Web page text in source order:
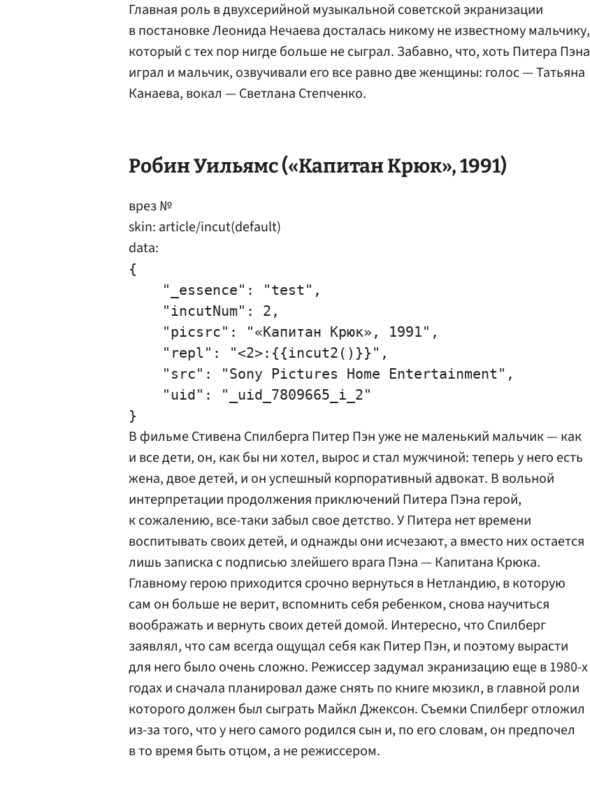
Главная роль в двухсерийной музыкальной советской экранизации
в постановкеЛеонида Нечаевадосталась никому не известному мальчику,
который с тех пор нигде больше не сыграл. Забавно, что, хоть Питера Пэна
играл и мальчик, озвучивали его все равно две женщины: голос —Татьяна
Канаева, вокал — Светлана Степченко.
Робин Уильямс(«Капитан Крюк», 1991)
врез №
skin: article/incut(default)
data:
{
    "_essence": "test",
    "incutNum": 2,
    "picsrc": "«Капитан Крюк», 1991",
    "repl": "<2>:{{incut2()}}",
    "src": "Sony Pictures Home Entertainment",
    "uid": "_uid_7809665_i_2"
В фильме Стивена Спилберга Питер Пэн уже не маленький мальчик — как
и все дети, он, как бы ни хотел, вырос и стал мужчиной: теперь у него есть
жена, двое детей, и он успешный корпоративный адвокат. В вольной
интерпретации продолжения приключений Питера Пэна герой,
к сожалению, все-таки забыл свое детство. У Питера нет времени
воспитывать своих детей, и однажды они исчезают, а вместо них остается
лишь записка с подписью злейшего врага Пэна — Капитана Крюка.
Главному герою приходится срочно вернуться в Нетландию, в которую
сам он больше не верит, вспомнить себя ребенком, снова научиться
воображать и вернуть своих детей домой. Интересно, что Спилберг
заявлял, что сам всегда ощущал себя как Питер Пэн, и поэтому вырасти
для него было очень сложно. Режиссер задумал экранизацию еще в 1980-х
годах и сначала планировал даже снять по книге мюзикл, в главной роли
которого должен был сыграть Майкл Джексон. Съемки Спилберг отложил
из-за того, что у него самого родился сын и, по его словам, он предпочел
в то время быть отцом, а не режиссером.